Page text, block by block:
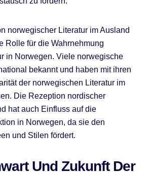
norwegischer Literatur im Ausland
Rolle für die Wahrnehmung
in Norwegen. Viele norwegische
bekannt und haben mit ihren
der norwegischen Literatur im
Die Rezeption nordischer
hat auch Einfluss auf die
in Norwegen, da sie den
und Stilen fördert.
Und Zukunft Der